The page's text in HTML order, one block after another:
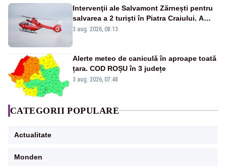
Intervenţii ale Salvamont Zărnești pentru
salvarea a 2 turişti în Piatra Craiului. A
fost solicitat elicopterul SMURD
3 aug. 2026, 08:13
Alerte meteo de caniculă în aproape toată
țara. COD ROȘU în 3 județe
3 aug. 2026, 07:48
CATEGORII POPULARE
Actualitate
Monden